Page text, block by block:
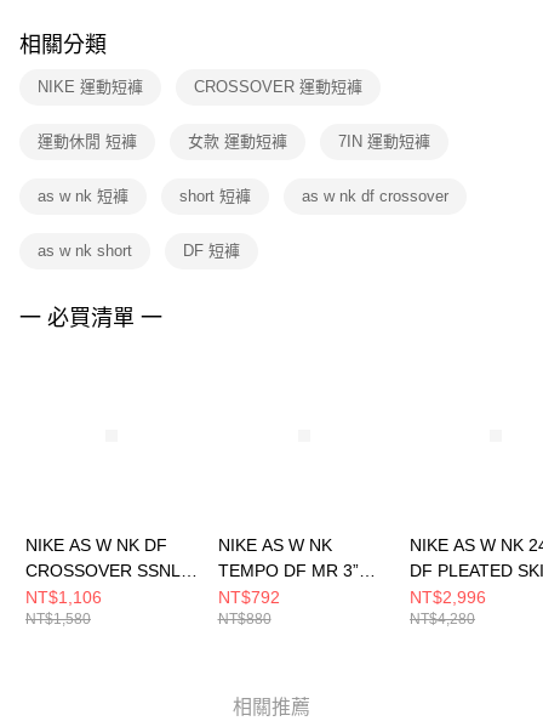
※ 交易是否成功請以「AFTEE先享後付 」之結帳頁面顯示為準，若有關於
是否繳費成功／繳費後需取消欲退款等相關疑問，請聯繫「AFTEE先享後付
客戶支援中心」https://netprotections.freshdesk.com/support/home
１．透過由恩沛科技股份有限公司提供之「AFTEE先享後付」服務完成之交
權轉讓予恩沛科技股份有限公司。
３．未成年的使用者請事先徵得法定代理人或監護人之同意方可使用
４．使用「AFTEE先享後付」時，將依據個別帳號之用戶狀況，依本公司即
相關分類
NIKE 運動短褲 CROSSOVER 運動短褲
運動休閒 短褲 女款 運動短褲 7IN 運動短褲
as w nk 短褲 short 短褲 as w nk df crossover
as w nk short DF 短褲
一 必買清單 一
NIKE AS W NK DF
CROSSOVER SSNL
SHOR 女 短褲
HM6990017
NT$1,106
NT$1,580
NIKE AS W NK
TEMPO DF MR 3”
SHORT 女 短褲
HM6097010
NT$792
NT$880
NIKE AS W NK
DF PLEATED
女 短裙
NT$2,996
NT$4,280
相關推薦